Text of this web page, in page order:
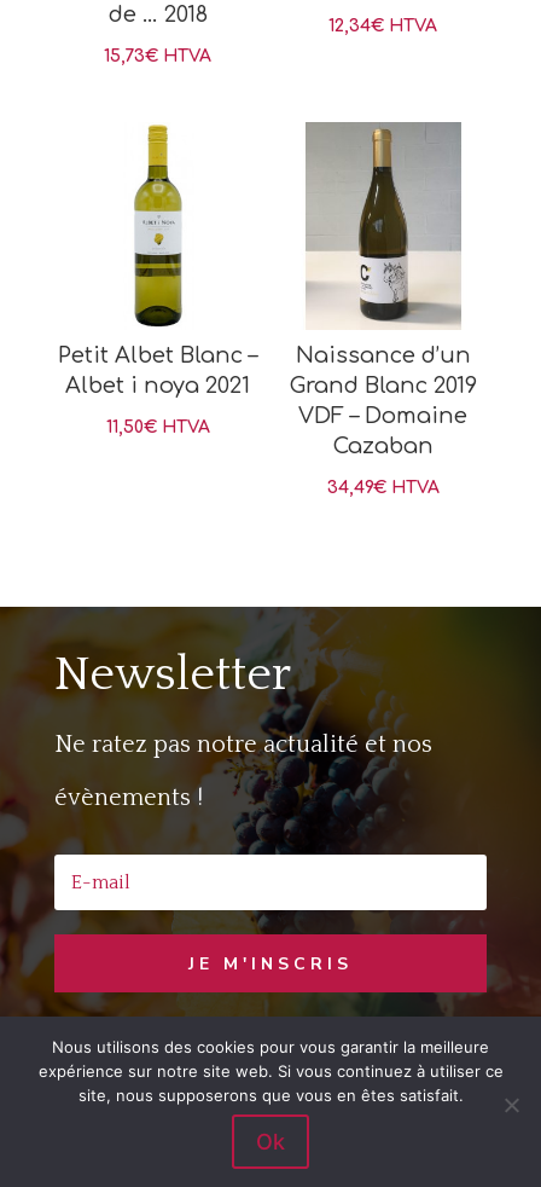
de … 2018
15,73€ HTVA
12,34€ HTVA
Petit Albet Blanc –
Albet i noya 2021
11,50€ HTVA
Naissance d’un
Grand Blanc 2019
VDF – Domaine
Cazaban
34,49€ HTVA
Newsletter
Ne ratez pas notre actualité et nos
évènements !
JE M'INSCRIS
Copyright © 2020 Jaime le Vin – Developed
by
LemonCom
Nous utilisons des cookies pour vous garantir la meilleure
expérience sur notre site web. Si vous continuez à utiliser ce
site, nous supposerons que vous en êtes satisfait.
Ok